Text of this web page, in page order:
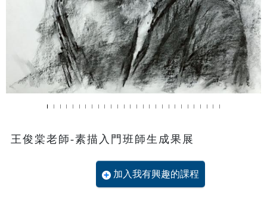
王俊棠老師-素描入門班師生成果展
加入我有興趣的課程